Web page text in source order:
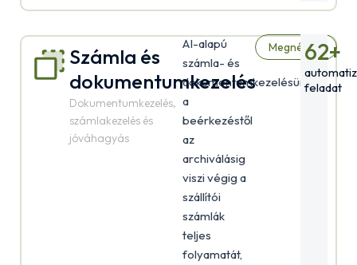
Számla és
dokumentumkezelés
Dokumentumkezelés,
számlakezelés és
jóváhagyás
AI-alapú
számla- és
dokumentumkezelésünk
a
beérkezéstől
az
archiválásig
viszi végig a
szállítói
számlák
teljes
folyamatát,
Megnézem
62+
feladat